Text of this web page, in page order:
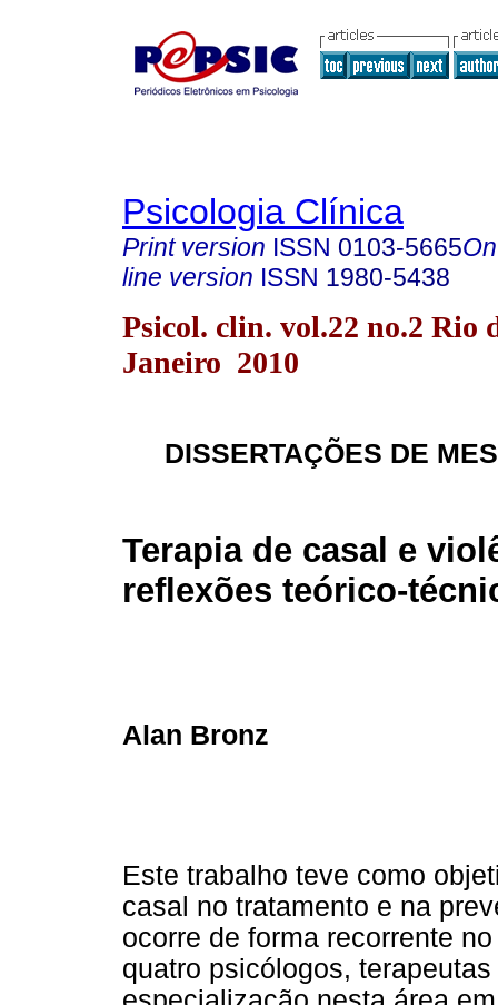
Psicologia Clínica
Print version ISSN 0103-5665
line version ISSN 1980-5438
Psicol. clin. vol.22 no.2 Rio
Janeiro 2010
DISSERTAÇÕES DE
Terapia de casal e
reflexões teórico-
Alan Bronz
Este trabalho teve como
casal no tratamento e na
ocorre de forma recorrente
quatro psicólogos,